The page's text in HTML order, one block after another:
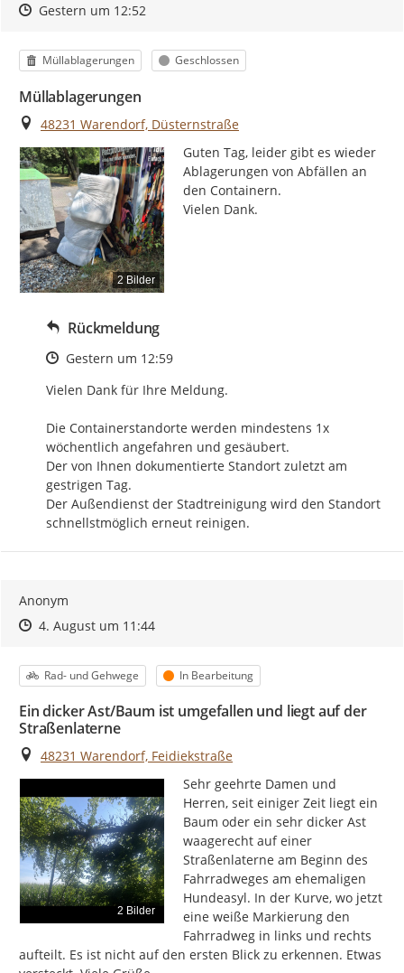
Zeitpunkt des Erstellens
Zeitpunkt des Erstellens
Gestern um 12:52Zur Äußerung
Kategorie
Müllablagerungen Status
Geschlossen
Müllablagerungen
Ort
48231 Warendorf, Düsternstraße
2 Bilder
Guten Tag, leider gibt es wieder
Ablagerungen von Abfällen an
den Containern.
Vielen Dank.
Rückmeldung
Zeitpunkt des Erstellens
Gestern um 12:59
Vielen Dank für Ihre Meldung.
Die Containerstandorte werden mindestens 1x
wöchentlich angefahren und gesäubert.
Der von Ihnen dokumentierte Standort zuletzt am
gestrigen Tag.
Der Außendienst der Stadtreinigung wird den Standort
schnellstmöglich erneut reinigen.
Anonym
Zeitpunkt des Erstellens
Zeitpunkt des Erstellens
4. August um 11:44Zur Äußerung
Kategorie
Rad- und Gehwege Status
In Bearbeitung
Ein dicker Ast/Baum ist umgefallen und liegt auf der
Straßenlaterne
Ort
48231 Warendorf, Feidiekstraße
2 Bilder
Sehr geehrte Damen und
Herren, seit einiger Zeit liegt ein
Baum oder ein sehr dicker Ast
waagerecht auf einer
Straßenlaterne am Beginn des
Fahrradweges am ehemaligen
Hundeasyl. In der Kurve, wo jetzt
eine weiße Markierung den
Fahrradweg in links und rechts
aufteilt. Es ist nicht auf den ersten Blick zu erkennen. Etwas